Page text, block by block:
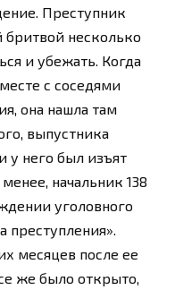
Преступник
бритвой несколько
и убежать. Когда
с соседями
она нашла там
выпустника
у него был изъят
начальник 138
уголовного
преступления».
месяцев после ее
же было открыто,